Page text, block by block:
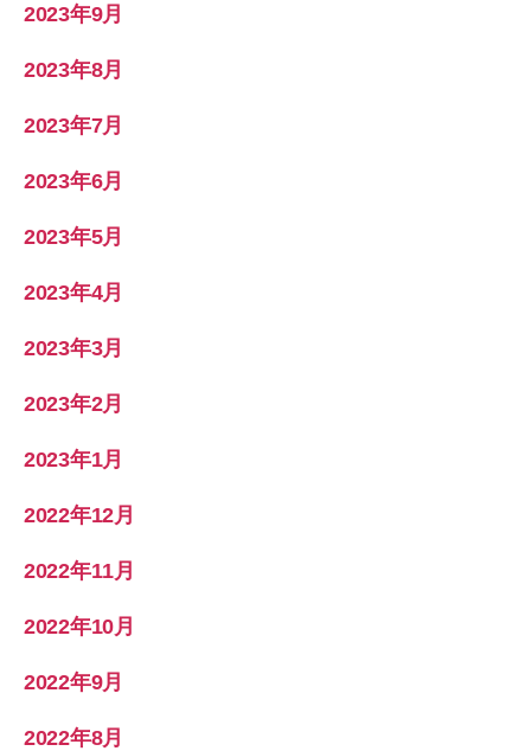
2023年9月
2023年8月
2023年7月
2023年6月
2023年5月
2023年4月
2023年3月
2023年2月
2023年1月
2022年12月
2022年11月
2022年10月
2022年9月
2022年8月